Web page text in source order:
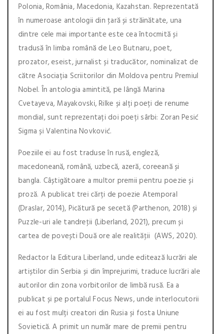
Polonia, România, Macedonia, Kazahstan. Reprezentată
în numeroase antologii din ţară și străinătate, una
dintre cele mai importante este cea întocmită și
tradusă în limba română de Leo Butnaru, poet,
prozator, eseist, jurnalist și traducător, nominalizat de
către Asociația Scriitorilor din Moldova pentru Premiul
Nobel. În antologia amintită, pe lângă Marina
Cvetayeva, Mayakovski, Rilke și alți poeți de renume
mondial, sunt reprezentați doi poeți sârbi: Zoran Pesić
Sigma și Valentina Novković.
Poeziile ei au fost traduse în rusă, engleză,
macedoneană, română, uzbecă, azeră, coreeană și
bangla. Câștigătoare a multor premii pentru poezie și
proză. A publicat trei cărți de poezie Atemporal
(Draslar, 2014), Picătură pe secetă (Parthenon, 2018) și
Puzzle-uri ale tandreţii (Liberland, 2021), precum și
cartea de povești Două ore ale realităţii (AWS, 2020).
Redactor la Editura Liberland, unde editează lucrări ale
artiștilor din Serbia și din împrejurimi, traduce lucrări ale
autorilor din zona vorbitorilor de limbă rusă. Ea a
publicat și pe portalul Focus News, unde interlocutorii
ei au fost mulți creatori din Rusia și fosta Uniune
Sovietică. A primit un număr mare de premii pentru